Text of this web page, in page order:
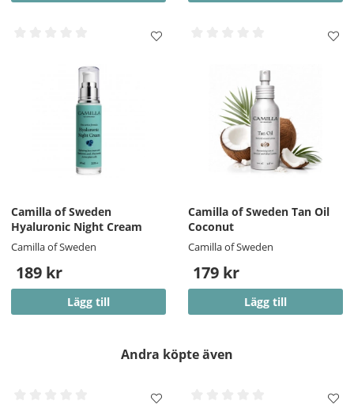
Camilla of Sweden
Hyaluronic Night Cream
Camilla of Sweden
189 kr
Lägg till
Camilla of Sweden Tan Oil
Coconut
Camilla of Sweden
179 kr
Lägg till
Andra köpte även